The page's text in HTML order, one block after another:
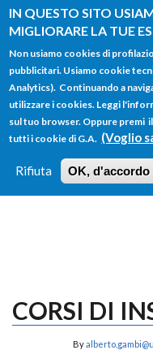
IN QUESTO SITO
MIGLIORARE LA TUE
Non usiamo cookies di
pubblicitari. Usiamo cookie
Analytics). Continuando a
utilizzare i cookies. Leggi
sul tuo browser. Oppure premi
tutti i cookie di G.A. (Voglio
Rifiuta OK, d'accordo
Salta al contenuto principale
FORM
DI
RICERCA
Main menu
HOME TUTTI I
LOGIN
CORSI DI
By